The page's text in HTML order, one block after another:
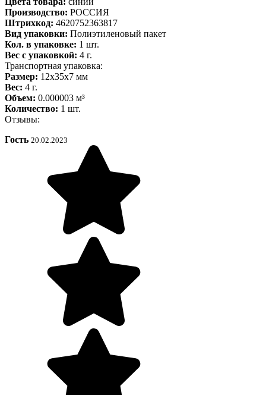
Производство: РОССИЯ
Штрихкод: 4620752363817
Вид упаковки: Полиэтиленовый пакет
Кол. в упаковке: 1 шт.
Вес с упаковкой: 4 г.
Транспортная упаковка:
Размер: 12x35x7 мм
Вес: 4 г.
Объем: 0.000003 м³
Количество: 1 шт.
Отзывы:
Гость 20.02.2023